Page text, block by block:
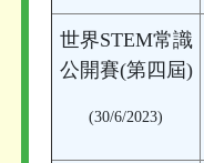
世界STEM常識
公開賽(第四屆)
(30/6/2023)